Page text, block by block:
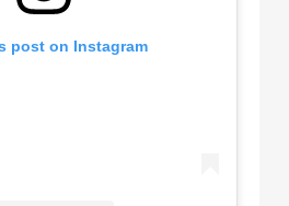
post on Instagram